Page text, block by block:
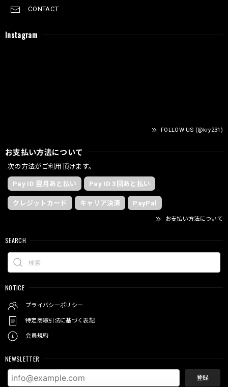
CONTACT
Instagram
FOLLOW US (@kry231)
お支払い方法について
次の方法がご利用頂けます。
Pay ID 翌月あと払い Pay ID 3回あと払い
クレジットカード キャリア決済 PayPal
お支払い方法について
SEARCH
NOTICE
プライバシーポリシー
特定商取引法に基づく表記
会員規約
NEWSLETTER
登録